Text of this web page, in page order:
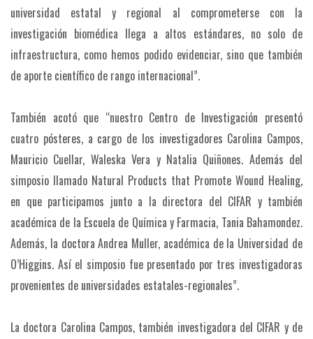
universidad estatal y regional al comprometerse con la
investigación biomédica llega a altos estándares, no solo de
infraestructura, como hemos podido evidenciar, sino que también
de aporte científico de rango internacional”.
También acotó que “nuestro Centro de Investigación presentó
cuatro pósteres, a cargo de los investigadores Carolina Campos,
Mauricio Cuellar, Waleska Vera y Natalia Quiñones. Además del
simposio llamado Natural Products that Promote Wound Healing,
en que participamos junto a la directora del CIFAR y también
académica de la Escuela de Química y Farmacia, Tania Bahamondez.
Además, la doctora Andrea Muller, académica de la Universidad de
O’Higgins. Así el simposio fue presentado por tres investigadoras
provenientes de universidades estatales-regionales”.
La doctora Carolina Campos, también investigadora del CIFAR y de